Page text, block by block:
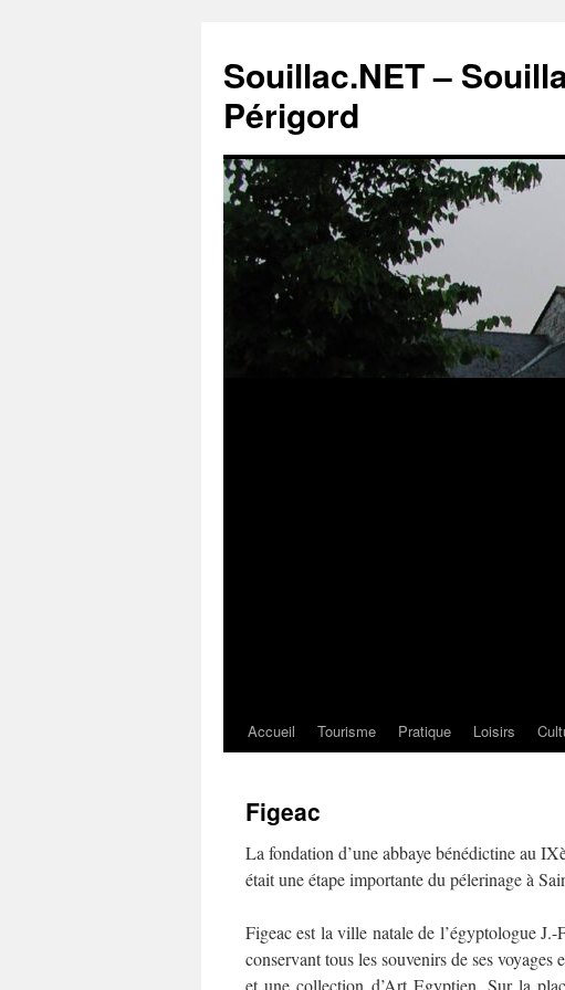
Souillac.NET –
Périgord
Accueil Tourisme Pratique Loisirs
Figeac
La fondation d’une abbaye bénédictine au
était une étape importante du pélerinage à
Figeac est la ville natale de l’égyptologue
conservant tous les souvenirs de ses voyages
et une collection d’Art Egyptien. Sur la